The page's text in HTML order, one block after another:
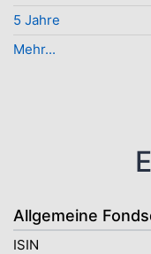
5 Jahre
Mehr...
Allgemeine
ISIN